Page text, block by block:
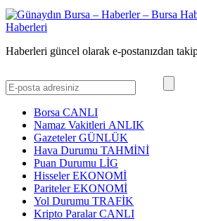
Haberleri güncel olarak e-postanızdan
Borsa CANLI
Namaz Vakitleri ANLIK
GazetelerGÜNLÜK
Hava Durumu TAHMİNİ
Puan Durumu LİG
HisselerEKONOMİ
ParitelerEKONOMİ
Yol Durumu TRAFİK
Kripto ParalarCANLI